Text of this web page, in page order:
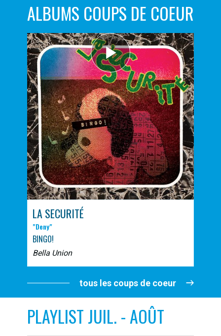
ALBUMS COUPS DE COEUR
LA SECURITÉ
"Deny"
BINGO!
Bella Union
tous les coups de coeur
PLAYLIST JUIL. - AOÛT